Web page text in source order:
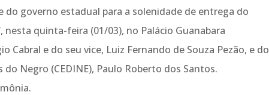
governo estadual para a solenidade de entrega do
quinta-feira (01/03), no Palácio Guanabara
Cabral e do seu vice, Luiz Fernando de Souza Pezão, e do
Negro (CEDINE), Paulo Roberto dos Santos.